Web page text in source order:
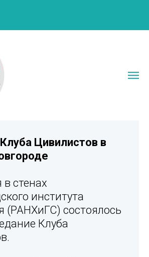
Цивилистов в
стенах
института
(РАНХиГС) состоялось
Клуба